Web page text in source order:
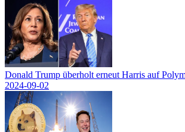
Donald Trump überholt erneut Harris auf
2024-09-02